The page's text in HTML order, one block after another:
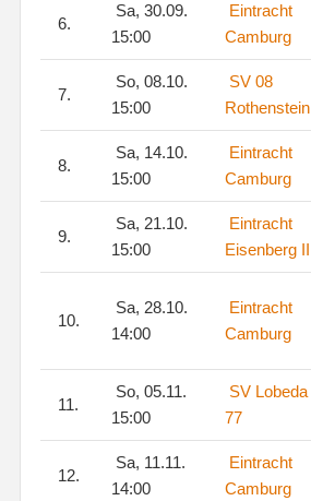
6.
Sa, 30.09.
15:00
Eintracht
Camburg
7.
So, 08.10.
15:00
SV 08
Rothenstein
8.
Sa, 14.10.
15:00
Eintracht
Camburg
9.
Sa, 21.10.
15:00
Eintracht
Eisenberg II
10.
Sa, 28.10.
14:00
Eintracht
Camburg
11.
So, 05.11.
15:00
SV Lobeda
77
12.
Sa, 11.11.
14:00
Eintracht
Camburg